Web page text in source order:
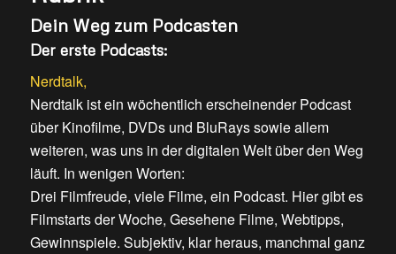
Dein Weg zum Podcasten
Der erste Podcasts:
Nerdtalk,
Nerdtalk ist ein wöchentlich erscheinender Podcast
über Kinofilme, DVDs und BluRays sowie allem
weiteren, was uns in der digitalen Welt über den Weg
läuft. In wenigen Worten:
Drei Filmfreude, viele Filme, ein Podcast. Hier gibt es
Filmstarts der Woche, Gesehene Filme, Webtipps,
Gewinnspiele. Subjektiv, klar heraus, manchmal ganz